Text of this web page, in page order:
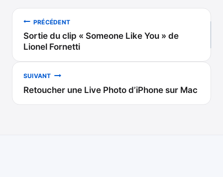
Navigation
de
l’article
PRÉCÉDENT
Sortie du clip « Someone Like You » de
Lionel Fornetti
SUIVANT
Retoucher une Live Photo d’iPhone sur Mac